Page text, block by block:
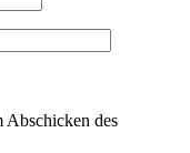
Abschicken des